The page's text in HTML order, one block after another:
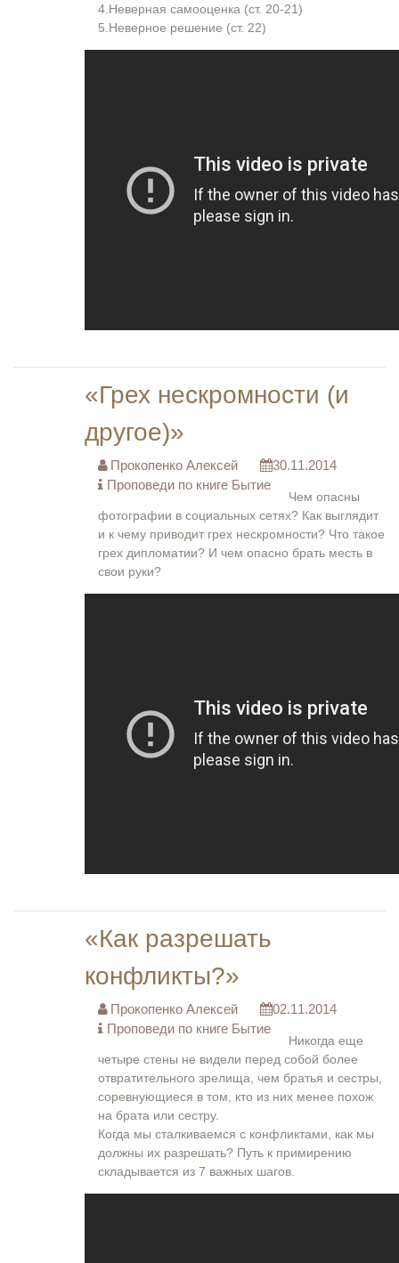
4.Неверная самооценка (ст. 20-21)
5.Неверное решение (ст. 22)
«Грех нескромности (и
другое)»
Прокопенко Алексей
Проповеди по книге Бытие
30.11.2014
Чем опасны
фотографии в социальных сетях? Как выглядит
и к чему приводит грех нескромности? Что такое
грех дипломатии? И чем опасно брать месть в
свои руки?
«Как разрешать
конфликты?»
Прокопенко Алексей
Проповеди по книге Бытие
02.11.2014
Никогда еще
четыре стены не видели перед собой более
отвратительного зрелища, чем братья и сестры,
соревнующиеся в том, кто из них менее похож
на брата или сестру.
Когда мы сталкиваемся с конфликтами, как мы
должны их разрешать? Путь к примирению
складывается из 7 важных шагов.